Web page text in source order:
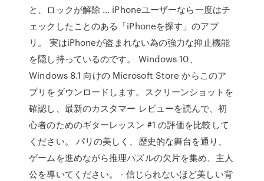
と、ロックが解除 … iPhoneユーザーなら一度はチ
ェックしたことのある「iPhoneを探す」のアプ
リ。 実はiPhoneが盗まれない為の強力な抑止機能
を隠し持っているのです。 Windows 10、
Windows 8.1 向けの Microsoft Store からこのア
プリをダウンロードします。スクリーンショットを
確認し、最新のカスタマー レビューを読んで、初
心者のためのギターレッスン #1 の評価を比較して
ください。 パリの美しく、歴史的な舞台を通り、
ゲームを進めながら推理パズルの欠片を集め、主人
公を導いてください。 - 信じられないほど美しい背